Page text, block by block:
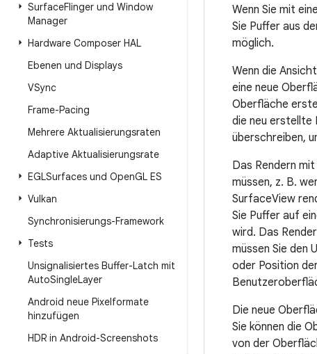
SurfaceFlinger und Window
Manager
Hardware Composer HAL
Ebenen und Displays
VSync
Frame-Pacing
Mehrere Aktualisierungsraten
Adaptive Aktualisierungsrate
EGLSurfaces und OpenGL ES
Vulkan
Synchronisierungs-Framework
Tests
Unsignalisiertes Buffer-Latch mit
AutoSingleLayer
Android neue Pixelformate
hinzufügen
HDR in Android-Screenshots
Wenn Sie mit
Sie Puffer aus
möglich.
Wenn die
eine neue
Oberfläche
die neu erstellte
überschreiben,
Das Rendern
müssen, z. B.
SurfaceView
Sie Puffer auf
wird. Das
müssen Sie den
oder Position
Die neue
Sie können die
von der